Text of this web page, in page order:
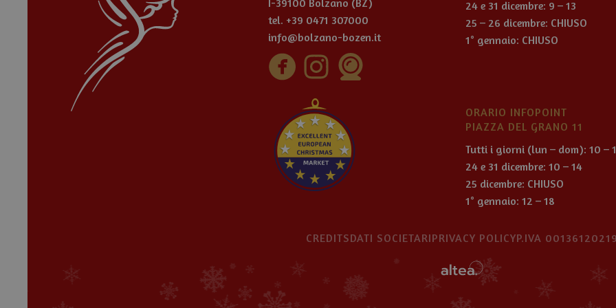
I-39100 Bolzano (BZ)
tel. +39 0471 307000
info@bolzano-bozen.it
24 e 31 dicembre: 9 – 13
25 – 26 dicembre: CHIUSO
1° gennaio: CHIUSO
ORARIO INFOPOINT
PIAZZA DEL GRANO 11
Tutti i giorni (lun – dom): 10 –
24 e 31 dicembre: 10 – 14
25 dicembre: CHIUSO
1° gennaio: 12 – 18
CREDITSDATI SOCIETARIPRIVACY POLICYP.IVA